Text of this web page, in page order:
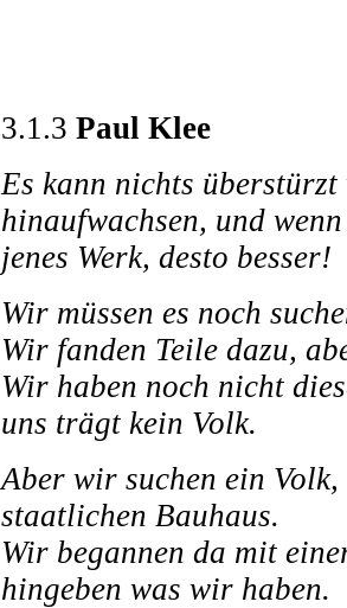
3.1.3 Paul Klee
Es kann nichts überstürzt
hinaufwachsen, und
jenes Werk, desto besser!
Wir müssen es noch
Wir fanden Teile dazu,
Wir haben noch nicht
uns trägt kein Volk.
Aber wir suchen ein
staatlichen Bauhaus.
Wir begannen da mit
hingeben was wir haben.